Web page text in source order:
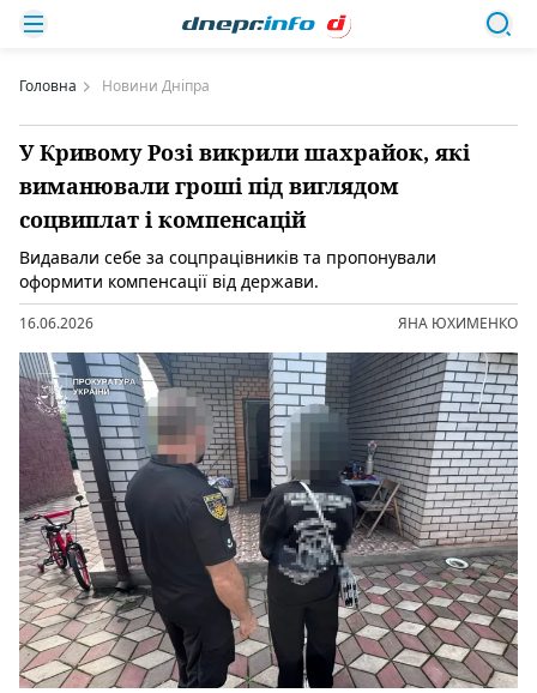
Головна Новини Дніпра
У Кривому Розі викрили шахрайок, які
виманювали гроші під виглядом
соцвиплат і компенсацій
Видавали себе за соцпрацівників та пропонували
оформити компенсації від держави.
16.06.2026 ЯНА ЮХИМЕНКО